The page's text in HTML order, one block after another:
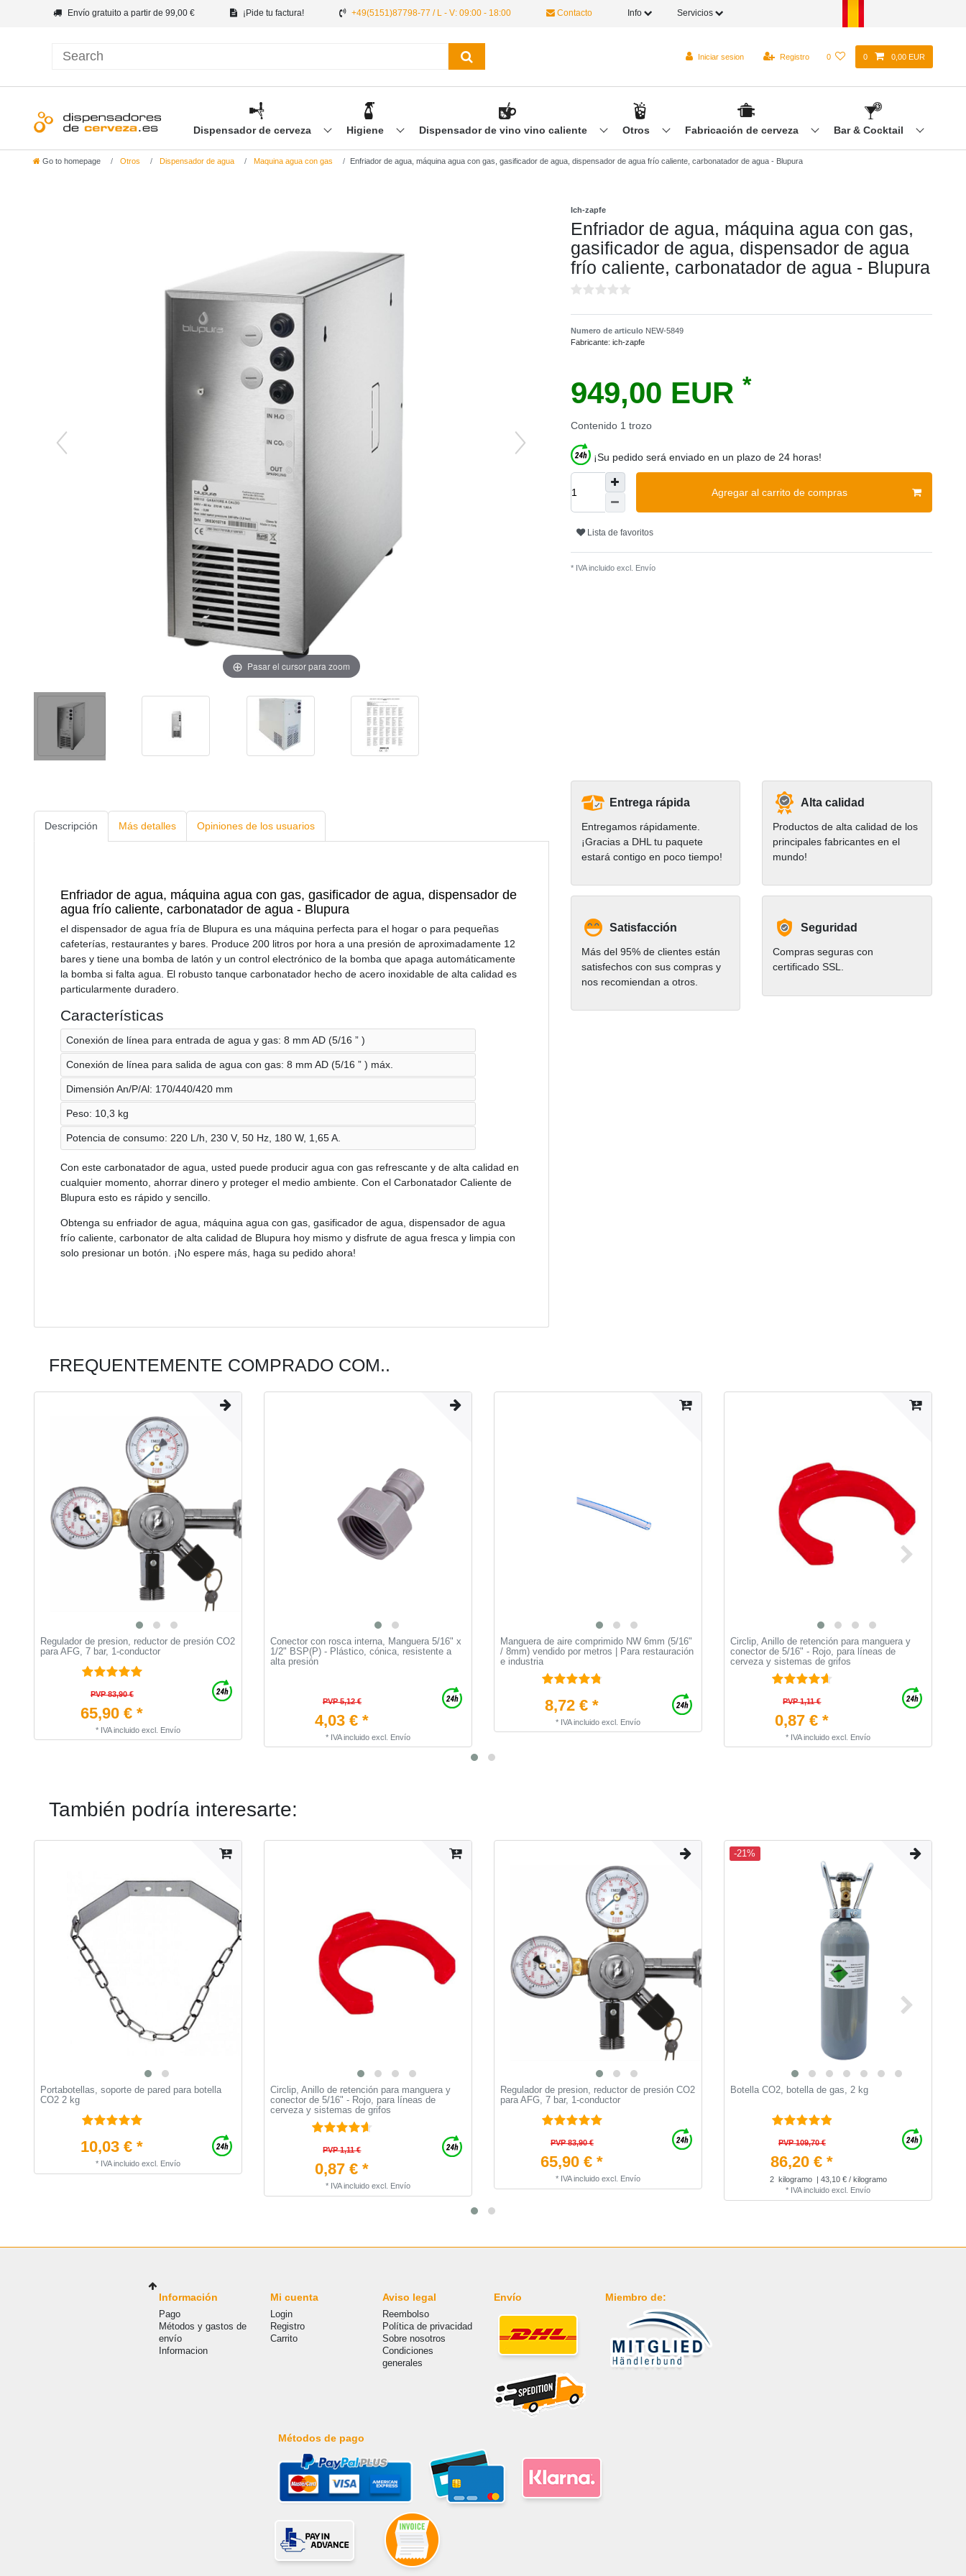
Envío gratuito a partir de 99,00 € ¡Pide tu factura! +49(5151)87798-77 / L - V: 09:00 - 18:00 Contacto Info Servicios
Iniciar sesion Registro 0 0 0,00 EUR
Dispensador de cerveza Higiene Dispensador de vino vino caliente Otros Fabricación de cerveza Bar & Cocktail
Go to homepage Otros Dispensador de agua Maquina agua con gas Enfriador de agua, máquina agua con gas, gasificador de agua, dispensador de agua frío caliente, carbonatador de agua - Blupura
Pasar el cursor para zoom
Ich-zapfe
Enfriador de agua, máquina agua con gas,
gasificador de agua, dispensador de agua
frío caliente, carbonatador de agua - Blupura
Numero de articulo NEW-5849
Fabricante: ich-zapfe
949,00 EUR *
Contenido 1 trozo
¡Su pedido será enviado en un plazo de 24 horas!
Agregar al carrito de compras
Lista de favoritos
* IVA incluido excl. Envío
Descripción Más detalles Opiniones de los usuarios
Enfriador de agua, máquina agua con gas, gasificador de agua, dispensador de
agua frío caliente, carbonatador de agua - Blupura
el dispensador de agua fría de Blupura es una máquina perfecta para el hogar o para pequeñas
cafeterías, restaurantes y bares. Produce 200 litros por hora a una presión de aproximadamente 12
bares y tiene una bomba de latón y un control electrónico de la bomba que apaga automáticamente
la bomba si falta agua. El robusto tanque carbonatador hecho de acero inoxidable de alta calidad es
particularmente duradero.
Características
Conexión de línea para entrada de agua y gas: 8 mm AD (5/16 ” )
Conexión de línea para salida de agua con gas: 8 mm AD (5/16 ” ) máx.
Dimensión An/P/Al: 170/440/420 mm
Peso: 10,3 kg
Potencia de consumo: 220 L/h, 230 V, 50 Hz, 180 W, 1,65 A.
Con este carbonatador de agua, usted puede producir agua con gas refrescante y de alta calidad en
cualquier momento, ahorrar dinero y proteger el medio ambiente. Con el Carbonatador Caliente de
Blupura esto es rápido y sencillo.
Obtenga su enfriador de agua, máquina agua con gas, gasificador de agua, dispensador de agua
frío caliente, carbonator de alta calidad de Blupura hoy mismo y disfrute de agua fresca y limpia con
solo presionar un botón. ¡No espere más, haga su pedido ahora!
Entrega rápida
Entregamos rápidamente.
¡Gracias a DHL tu paquete
estará contigo en poco tiempo!
Alta calidad
Productos de alta calidad de los
principales fabricantes en el
mundo!
Satisfacción
Más del 95% de clientes están
satisfechos con sus compras y
nos recomiendan a otros.
Seguridad
Compras seguras con
certificado SSL.
FREQUENTEMENTE COMPRADO COM..
Regulador de presion, reductor de presión CO2
para AFG, 7 bar, 1-conductor
PVP 83,90 €
65,90 € *
* IVA incluido excl. Envío
Conector con rosca interna, Manguera 5/16" x
1/2" BSP(P) - Plástico, cónica, resistente a
alta presión
PVP 5,12 €
4,03 € *
* IVA incluido excl. Envío
Manguera de aire comprimido NW 6mm (5/16"
/ 8mm) vendido por metros | Para restauración
e industria
8,72 € *
* IVA incluido excl. Envío
Circlip, Anillo de retención para manguera y
conector de 5/16" - Rojo, para líneas de
cerveza y sistemas de grifos
PVP 1,11 €
0,87 € *
* IVA incluido excl. Envío
También podría interesarte:
Portabotellas, soporte de pared para botella
CO2 2 kg
10,03 € *
* IVA incluido excl. Envío
Circlip, Anillo de retención para manguera y
conector de 5/16" - Rojo, para líneas de
cerveza y sistemas de grifos
PVP 1,11 €
0,87 € *
* IVA incluido excl. Envío
Regulador de presion, reductor de presión CO2
para AFG, 7 bar, 1-conductor
PVP 83,90 €
65,90 € *
* IVA incluido excl. Envío
-21%
Botella CO2, botella de gas, 2 kg
PVP 109,70 €
86,20 € *
2 kilogramo
| 43,10 € / kilogramo
* IVA incluido excl. Envío
Información
Pago
Métodos y gastos de
envío
Informacion
Mi cuenta
Login
Registro
Carrito
Aviso legal
Reembolso
Política de privacidad
Sobre nosotros
Condiciones
generales
Envío Miembro de:
Métodos de pago